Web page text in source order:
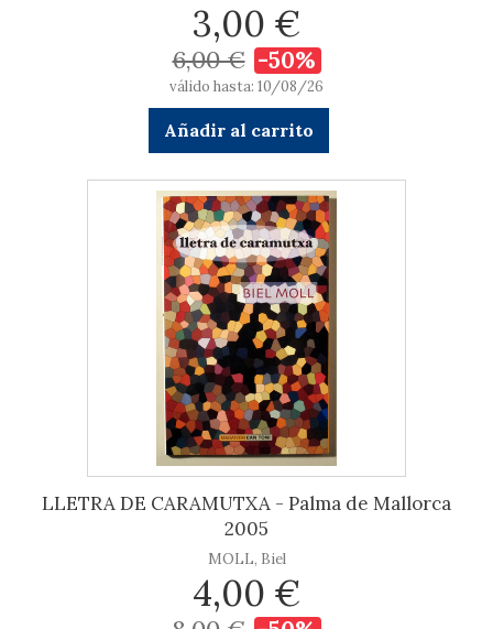
3,00 €
6,00 € -50%
válido hasta: 10/08/26
Añadir al carrito
LLETRA DE CARAMUTXA - Palma de Mallorca
2005
MOLL, Biel
4,00 €